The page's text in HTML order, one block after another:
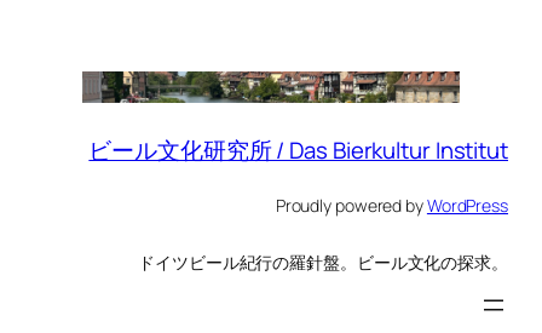
ビール文化研究所 / Das Bierkultur Institut
Proudly powered byWordPress
ドイツビール紀行の羅針盤。ビール文化の探求。